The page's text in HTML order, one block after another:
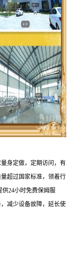
身定做，定期访问，有
超过国家标准，领着行
24小时免费保姆服
减少设备故障，延长使